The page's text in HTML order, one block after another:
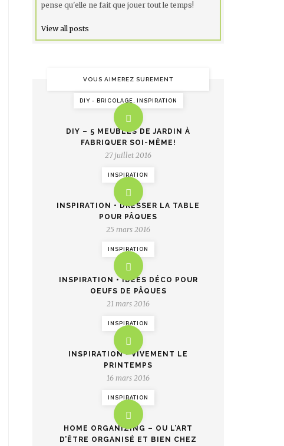
pense qu'elle ne fait que jouer tout le temps!
View all posts
VOUS AIMEREZ SUREMENT
DIY - BRICOLAGE, INSPIRATION
DIY – 5 MEUBLES DE JARDIN À
FABRIQUER SOI-MÊME!
27 juillet 2016
INSPIRATION
INSPIRATION • DRESSER LA TABLE
POUR PÂQUES
25 mars 2016
INSPIRATION
INSPIRATION • IDÉES DÉCO POUR
OEUFS DE PÂQUES
21 mars 2016
INSPIRATION
INSPIRATION • VIVEMENT LE
PRINTEMPS
16 mars 2016
INSPIRATION
HOME ORGANIZING – OU L’ART
D’ÊTRE ORGANISÉ ET BIEN CHEZ